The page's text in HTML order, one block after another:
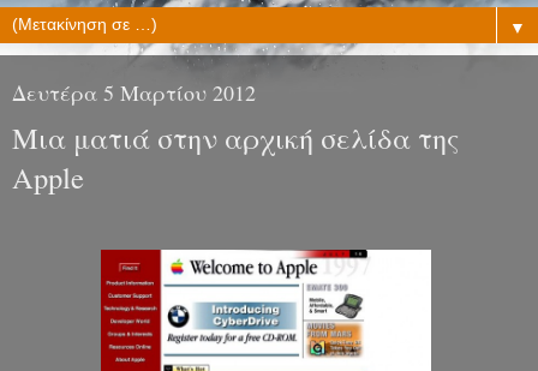
▼
Δευτέρα 5 Μαρτίου 2012
Μια ματιά στην αρχική σελίδα της
Apple